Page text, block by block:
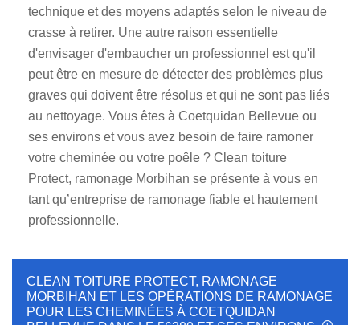
technique et des moyens adaptés selon le niveau de
crasse à retirer. Une autre raison essentielle
d'envisager d'embaucher un professionnel est qu'il
peut être en mesure de détecter des problèmes plus
graves qui doivent être résolus et qui ne sont pas liés
au nettoyage. Vous êtes à Coetquidan Bellevue ou
ses environs et vous avez besoin de faire ramoner
votre cheminée ou votre poêle ? Clean toiture
Protect, ramonage Morbihan se présente à vous en
tant qu’entreprise de ramonage fiable et hautement
professionnelle.
CLEAN TOITURE PROTECT, RAMONAGE
MORBIHAN ET LES OPÉRATIONS DE RAMONAGE
POUR LES CHEMINÉES À COETQUIDAN